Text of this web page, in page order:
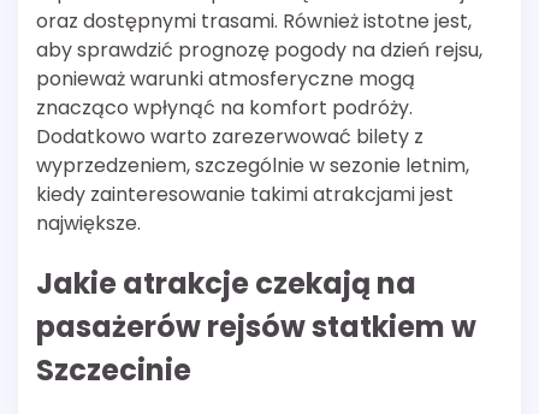
oraz dostępnymi trasami. Również istotne jest,
aby sprawdzić prognozę pogody na dzień rejsu,
ponieważ warunki atmosferyczne mogą
znacząco wpłynąć na komfort podróży.
Dodatkowo warto zarezerwować bilety z
wyprzedzeniem, szczególnie w sezonie letnim,
kiedy zainteresowanie takimi atrakcjami jest
największe.
Jakie atrakcje czekają na
pasażerów rejsów statkiem w
Szczecinie